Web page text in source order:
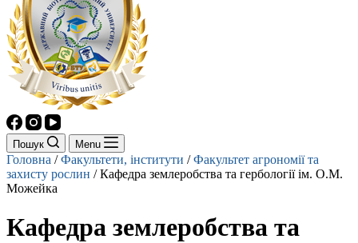
Пошук Menu
Головна /Факультети, інститути /Факультет агрономії та
захисту рослин /Кафедра землеробства та гербології ім. О.М.
Можейка
Кафедра землеробства та